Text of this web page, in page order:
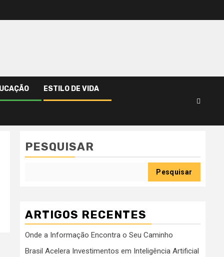
ESTILO DE VIDA
PESQUISAR
Pesquisar
ARTIGOS RECENTES
Onde a Informação Encontra o Seu Caminho
Brasil Acelera Investimentos em Inteligência Artificial